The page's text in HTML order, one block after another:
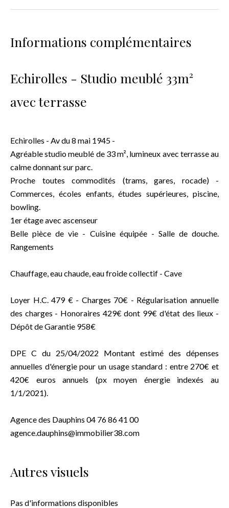
Informations complémentaires
Echirolles - Studio meublé 33m²
avec terrasse
Echirolles - Av du 8 mai 1945 -
Agréable studio meublé de 33 m², lumineux avec terrasse au
calme donnant sur parc.
Proche toutes commodités (trams, gares, rocade) -
Commerces, écoles enfants, études supérieures, piscine,
bowling.
1er étage avec ascenseur
Belle pièce de vie - Cuisine équipée - Salle de douche.
Rangements
Chauffage, eau chaude, eau froide collectif - Cave
Loyer H.C. 479 € - Charges 70€ - Régularisation annuelle
des charges - Honoraires 429€ dont 99€ d'état des lieux -
Dépôt de Garantie 958€
DPE C du 25/04/2022 Montant estimé des dépenses
annuelles d'énergie pour un usage standard : entre 270€ et
420€ euros annuels (px moyen énergie indexés au
1/1/2021).
Agence des Dauphins 04 76 86 41 00
agence.dauphins@immobilier38.com
Autres visuels
Pas d'informations disponibles